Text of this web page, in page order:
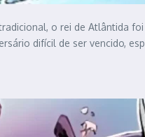
o rei de Atlântida
difícil de ser vencido,